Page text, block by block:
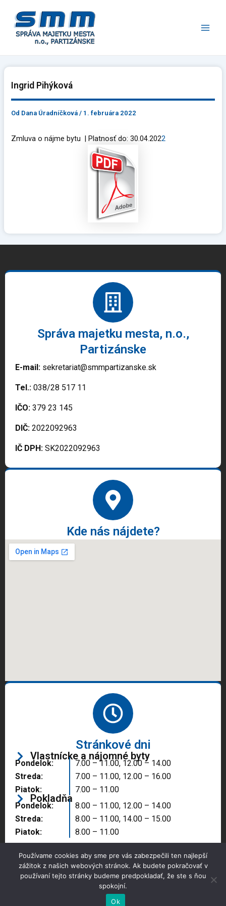
obsah
Ingrid Pihýková
Od Dana Úradníčková/ 1. februára 2022
Zmluva o nájme bytu | Platnosť do: 30.04.2022
Správa majetku mesta, n.o.,
Partizánske
E-mail: sekretariat@smmpartizanske.sk
Tel.: 038/28 517 11
IČO: 379 23 145
DIČ: 2022092963
IČ DPH: SK2022092963
Kde nás nájdete?
Stránkové dni
Vlastnícke a nájomné byty
Pondelok:
Streda:
Piatok:
7.00 – 11.00, 12.00 – 14.00
7.00 – 11.00, 12.00 – 16.00
7.00 – 11.00
Pokladňa
Pondelok:
Streda:
Piatok:
8.00 – 11.00, 12.00 – 14.00
8.00 – 11.00, 14.00 – 15.00
8.00 – 11.00
Copyright © 2025 Správa majetku mesta, n.o.,
Partizánske
Používame cookies aby sme pre vás zabezpečili ten najlepší
zážitok z našich webových stránok. Ak budete pokračovať v
používaní tejto stránky budeme predpokladať, že ste s ňou
spokojní.
Ok